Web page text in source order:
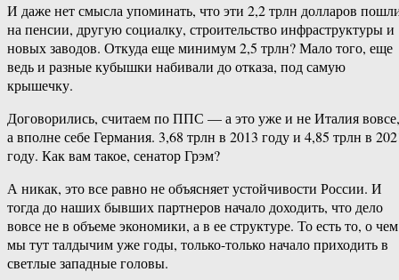
И даже нет смысла упоминать, что эти 2,2 трлн долларов
на пенсии, другую социалку, строительство инфраструктуры и
новых заводов. Откуда еще минимум 2,5 трлн? Мало того, еще
ведь и разные кубышки набивали до отказа, под самую
крышечку.
Договорились, считаем по ППС — а это уже и не Италия вовсе,
а вполне себе Германия. 3,68 трлн в 2013 году и 4,85 трлн в
году. Как вам такое, сенатор Грэм?
А никак, это все равно не объясняет устойчивости России. И
тогда до наших бывших партнеров начало доходить, что дело
вовсе не в объеме экономики, а в ее структуре. То есть то, о чем
мы тут талдычим уже годы, только-только начало приходить в
светлые западные головы.